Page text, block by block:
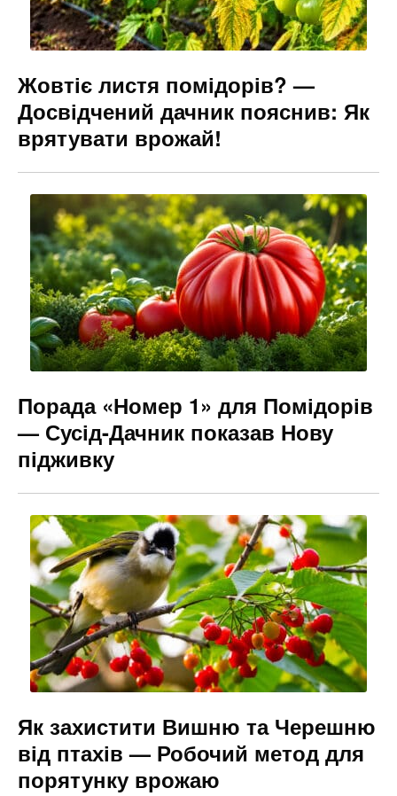
Жовтіє листя помідорів? —
Досвідчений дачник пояснив: Як
врятувати врожай!
Порада «Номер 1» для Помідорів
— Сусід-Дачник показав Нову
підживку
Як захистити Вишню та Черешню
від птахів — Робочий метод для
порятунку врожаю